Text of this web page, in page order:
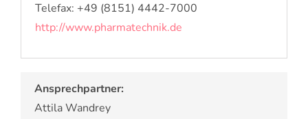
Telefax: +49 (8151) 4442-7000
http://www.pharmatechnik.de
Ansprechpartner:
Attila Wandrey